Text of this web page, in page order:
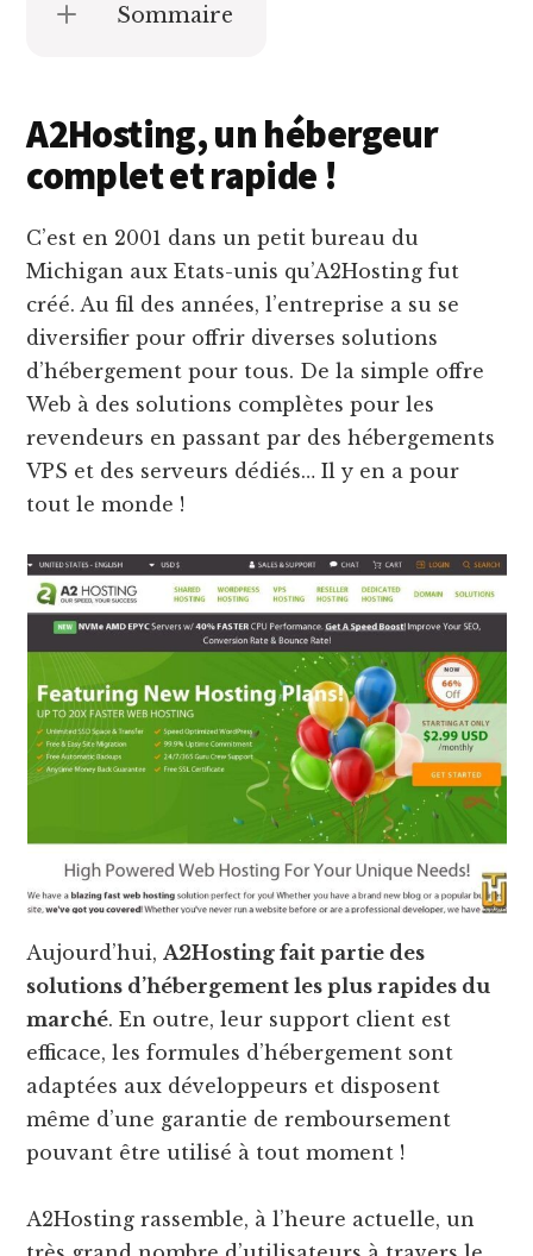
Sommaire
A2Hosting, un hébergeur
complet et rapide !
C’est en 2001 dans un petit bureau du
Michigan aux Etats-unis qu’A2Hosting fut
créé. Au fil des années, l’entreprise a su se
diversifier pour offrir diverses solutions
d’hébergement pour tous. De la simple offre
Web à des solutions complètes pour les
revendeurs en passant par des hébergements
VPS et des serveurs dédiés… Il y en a pour
tout le monde !
Aujourd’hui,A2Hosting fait partie des
solutions d’hébergement les plus rapides du
marché. En outre, leur support client est
efficace, les formules d’hébergement sont
adaptées aux développeurs et disposent
même d’une garantie de remboursement
pouvant être utilisé à tout moment !
A2Hosting rassemble, à l’heure actuelle, un